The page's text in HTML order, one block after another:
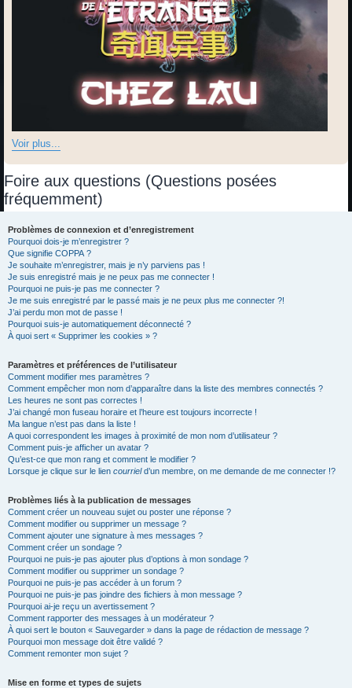
Voir plus...
Foire aux questions (Questions posées
fréquemment)
Problèmes de connexion et d’enregistrement
Pourquoi dois-je m’enregistrer ?
Que signifie COPPA ?
Je souhaite m’enregistrer, mais je n’y parviens pas !
Je suis enregistré mais je ne peux pas me connecter !
Pourquoi ne puis-je pas me connecter ?
Je me suis enregistré par le passé mais je ne peux plus me connecter ?!
J’ai perdu mon mot de passe !
Pourquoi suis-je automatiquement déconnecté ?
À quoi sert « Supprimer les cookies » ?
Paramètres et préférences de l’utilisateur
Comment modifier mes paramètres ?
Comment empêcher mon nom d’apparaître dans la liste des membres connectés ?
Les heures ne sont pas correctes !
J’ai changé mon fuseau horaire et l’heure est toujours incorrecte !
Ma langue n’est pas dans la liste !
A quoi correspondent les images à proximité de mon nom d’utilisateur ?
Comment puis-je afficher un avatar ?
Qu’est-ce que mon rang et comment le modifier ?
Lorsque je clique sur le lien courrield’un membre, on me demande de me connecter !?
Problèmes liés à la publication de messages
Comment créer un nouveau sujet ou poster une réponse ?
Comment modifier ou supprimer un message ?
Comment ajouter une signature à mes messages ?
Comment créer un sondage ?
Pourquoi ne puis-je pas ajouter plus d’options à mon sondage ?
Comment modifier ou supprimer un sondage ?
Pourquoi ne puis-je pas accéder à un forum ?
Pourquoi ne puis-je pas joindre des fichiers à mon message ?
Pourquoi ai-je reçu un avertissement ?
Comment rapporter des messages à un modérateur ?
À quoi sert le bouton « Sauvegarder » dans la page de rédaction de message ?
Pourquoi mon message doit être validé ?
Comment remonter mon sujet ?
Mise en forme et types de sujets